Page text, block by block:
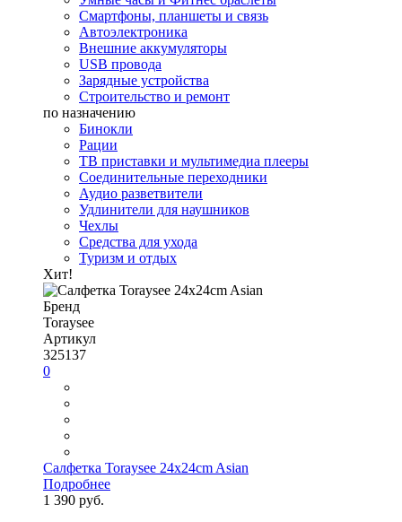
Смартфоны, планшеты и связь
Автоэлектроника
Внешние аккумуляторы
USB провода
Зарядные устройства
Строительство и ремонт
по назначению
Бинокли
Рации
ТВ приставки и мультимедиа плееры
Соединительные переходники
Аудио разветвители
Удлинители для наушников
Чехлы
Средства для ухода
Туризм и отдых
Хит!
Бренд
Toraysee
Артикул
325137
0
Салфетка Toraysee 24x24cm Asian
Подробнее
1 390 руб.